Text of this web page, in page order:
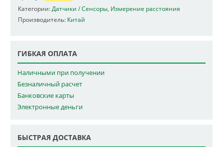
Категории: Датчики / Сенсоры Измерение расстояния
Производитель: Китай
ГИБКАЯ ОПЛАТА
Наличными при получении
Безналичный расчет
Банковские карты
Электронные деньги
БЫСТРАЯ ДОСТАВКА